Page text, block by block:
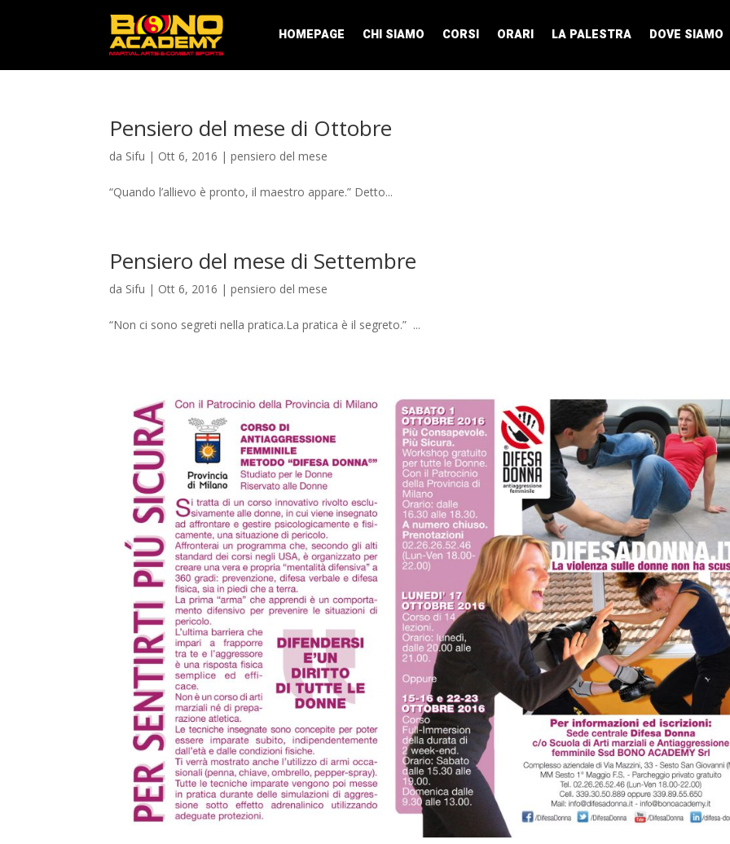
HOMEPAGE CHI SIAMO CORSI ORARI LA PALESTRA DOVE SIAMO
Pensiero del mese di Ottobre
da Sifu | Ott 6, 2016 |pensiero del mese
“Quando l’allievo è pronto, il maestro appare.” Detto...
Pensiero del mese di Settembre
da Sifu | Ott 6, 2016 |pensiero del mese
“Non ci sono segreti nella pratica.La pratica è il segreto.” ...